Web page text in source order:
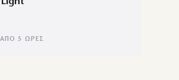
ΑΠΌ 5 ΏΡΕΣ